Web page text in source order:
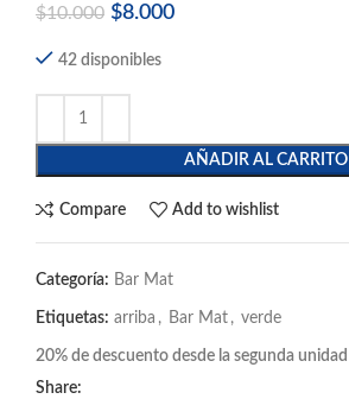
$10.000 $8.000
42 disponibles
AÑADIR AL CARRITO
Compare Add to wishlist
Categoría: Bar Mat
Etiquetas: arriba , Bar Mat , verde
20% de descuento desde la segunda unidad
Share: